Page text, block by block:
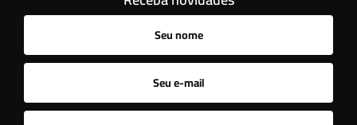
A - Z Z - A Menor Preço
Maior Preço
Mais Acessados
Mais Relevantes
Marcas